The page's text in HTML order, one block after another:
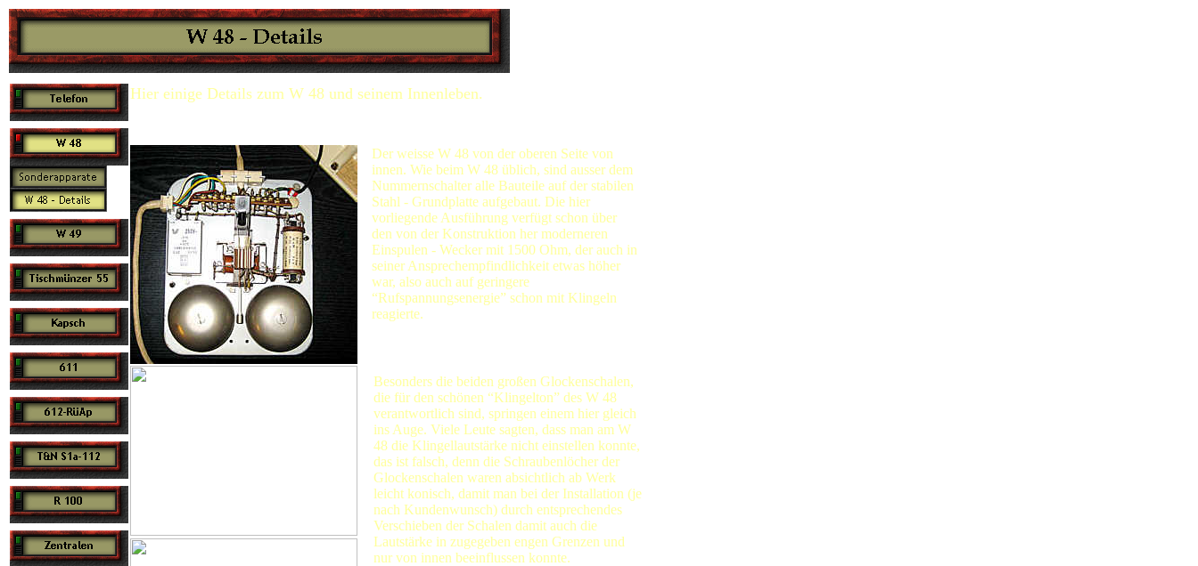
Hier einige Details zum W 48 und seinem Innenleben.
Der weisse W 48 von der oberen Seite von
innen. Wie beim W 48 üblich, sind ausser dem
Nummernschalter alle Bauteile auf der stabilen
Stahl - Grundplatte aufgebaut. Die hier
vorliegende Ausführung verfügt schon über
den von der Konstruktion her moderneren
Einspulen - Wecker mit 1500 Ohm, der auch in
seiner Ansprechempfindlichkeit etwas höher
war, also auch auf geringere
“Rufspannungsenergie” schon mit Klingeln
reagierte.
Besonders die beiden großen Glockenschalen,
die für den schönen “Klingelton” des W 48
verantwortlich sind, springen einem hier gleich
ins Auge. Viele Leute sagten, dass man am W
48 die Klingellautstärke nicht einstellen konnte,
das ist falsch, denn die Schraubenlöcher der
Glockenschalen waren absichtlich ab Werk
leicht konisch, damit man bei der Installation (je
nach Kundenwunsch) durch entsprechendes
Verschieben der Schalen damit auch die
Lautstärke in zugegeben engen Grenzen und
nur von innen beeinflussen konnte.